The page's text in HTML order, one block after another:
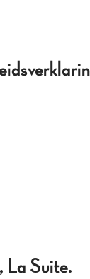
Suite.